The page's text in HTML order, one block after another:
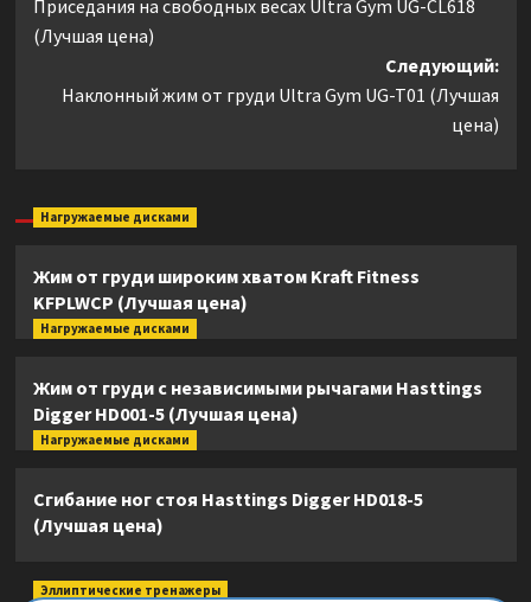
записи
Приседания на свободных весах Ultra Gym UG-CL618
(Лучшая цена)
Следующий:
Наклонный жим от груди Ultra Gym UG-T01 (Лучшая
цена)
Нагружаемые дисками
Жим от груди широким хватом Kraft Fitness
KFPLWCP (Лучшая цена)
Нагружаемые дисками
Жим от груди с независимыми рычагами Hasttings
Digger HD001-5 (Лучшая цена)
Нагружаемые дисками
Сгибание ног стоя Hasttings Digger HD018-5
(Лучшая цена)
Эллиптические тренажеры